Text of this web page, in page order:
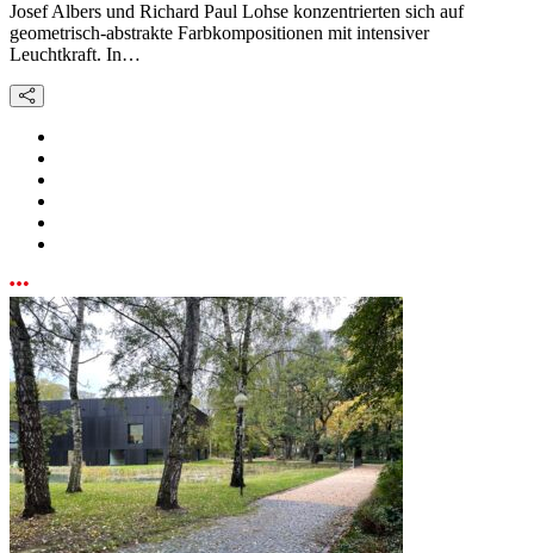
Josef Albers und Richard Paul Lohse konzentrierten sich auf
geometrisch-abstrakte Farbkompositionen mit intensiver
Leuchtkraft. In…